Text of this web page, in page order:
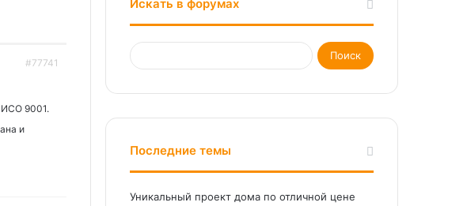
#77741
ИСО 9001.
и
Искать в форумах
Последние темы
Уникальный проект дома по отличной цене